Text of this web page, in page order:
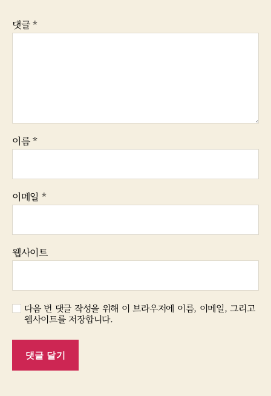
댓글*
이름*
이메일 *
웹사이트
다음 번 댓글 작성을 위해 이 브라우저에 이름, 이메일, 그리고
웹사이트를 저장합니다.